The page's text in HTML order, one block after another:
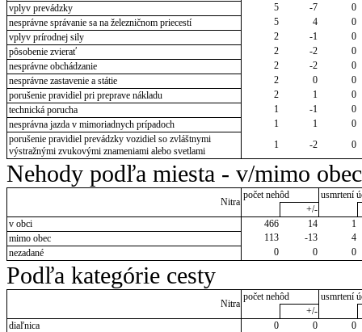
vplyv prevádzky
5 -7
0
nesprávne správanie sa na železničnom priecestí
5 4
0
vplyv prírodnej sily
2 -1
0
pôsobenie zvierať
2 -2
0
nesprávne obchádzanie
2 -2
0
nesprávne zastavenie a státie
2 0
0
porušenie pravidiel pri preprave nákladu
2 1
0
technická porucha
1 -1
0
nesprávna jazda v mimoriadnych prípadoch
1 1
0
porušenie pravidiel prevádzky vozidiel so zvláštnymi
výstražnými zvukovými znameniami alebo svetlami
1 -2 0
Nehody podľa miesta - v/mimo obec
Nitra
počet nehôd
usmrtení
+/-
v obci
466 14
1
mimo obec
113 -13
4
nezadané
0 0 0
Podľa kategórie cesty
Nitra
počet nehôd
usmrtení
+/-
diaľnica
0 0
0